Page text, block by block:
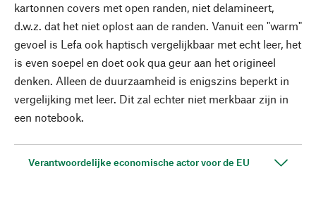
kartonnen covers met open randen, niet delamineert,
d.w.z. dat het niet oplost aan de randen. Vanuit een "warm"
gevoel is Lefa ook haptisch vergelijkbaar met echt leer, het
is even soepel en doet ook qua geur aan het origineel
denken. Alleen de duurzaamheid is enigszins beperkt in
vergelijking met leer. Dit zal echter niet merkbaar zijn in
een notebook.
Verantwoordelijke economische actor voor de EU